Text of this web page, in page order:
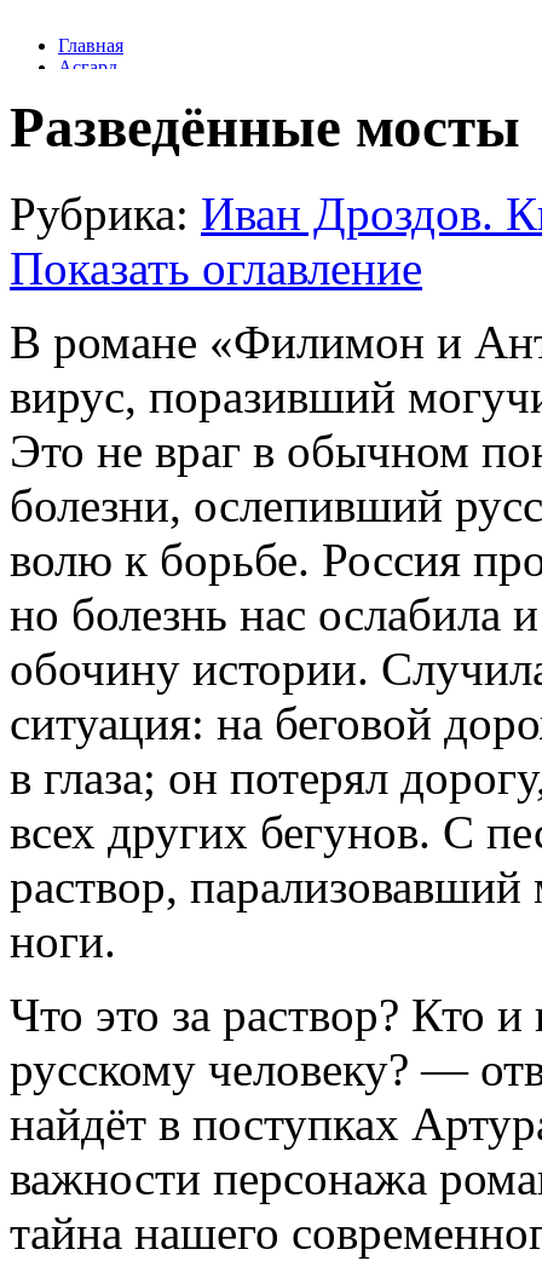
Разведённые мосты
Рубрика: Иван Дроздов.
Показать оглавление
В романе «Филимон и
вирус, поразивший
Это не враг в обычном
болезни, ослепивший
волю к борьбе. Россия
но болезнь нас ослабила
обочину истории.
ситуация: на беговой
в глаза; он потерял
всех других бегунов. С
раствор,
ноги.
Что это за раствор? Кто и
русскому человеку? —
найдёт в поступках
важности персонажа
тайна нашего